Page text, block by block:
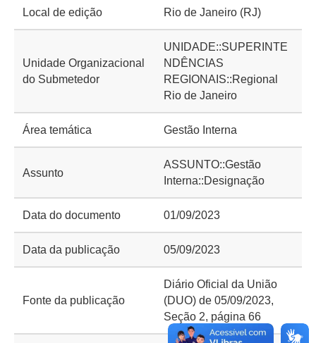
Local de edição Rio de Janeiro (RJ)
Unidade Organizacional
do Submetedor
UNIDADE::SUPERINTE
NDÊNCIAS
REGIONAIS::Regional
Rio de Janeiro
Área temática Gestão Interna
Assunto
ASSUNTO::Gestão
Interna::Designação
Data do documento 01/09/2023
Data da publicação 05/09/2023
Fonte da publicação
Diário Oficial da União
(DUO) de 05/09/2023,
Seção 2, página 66